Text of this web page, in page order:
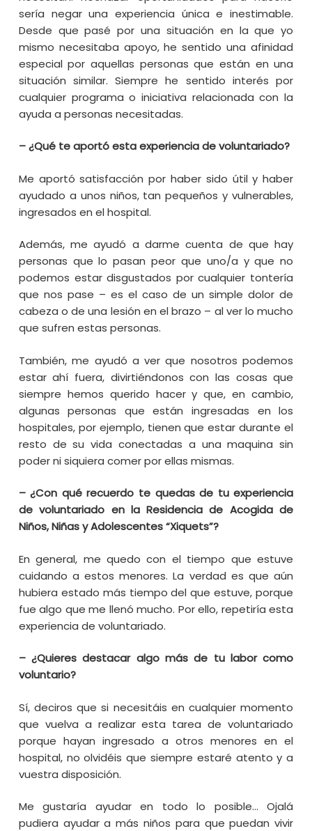
sería negar una experiencia única e inestimable.
Desde que pasé por una situación en la que yo
mismo necesitaba apoyo, he sentido una afinidad
especial por aquellas personas que están en una
situación similar. Siempre he sentido interés por
cualquier programa o iniciativa relacionada con la
ayuda a personas necesitadas.
– ¿Qué te aportó esta experiencia de voluntariado?
Me aportó satisfacción por haber sido útil y haber
ayudado a unos niños, tan pequeños y vulnerables,
ingresados en el hospital.
Además, me ayudó a darme cuenta de que hay
personas que lo pasan peor que uno/a y que no
podemos estar disgustados por cualquier tontería
que nos pase – es el caso de un simple dolor de
cabeza o de una lesión en el brazo – al ver lo mucho
que sufren estas personas.
También, me ayudó a ver que nosotros podemos
estar ahí fuera, divirtiéndonos con las cosas que
siempre hemos querido hacer y que, en cambio,
algunas personas que están ingresadas en los
hospitales, por ejemplo, tienen que estar durante el
resto de su vida conectadas a una maquina sin
poder ni siquiera comer por ellas mismas.
– ¿Con qué recuerdo te quedas de tu experiencia
de voluntariado en la Residencia de Acogida de
Niños, Niñas y Adolescentes “Xiquets”?
En general, me quedo con el tiempo que estuve
cuidando a estos menores. La verdad es que aún
hubiera estado más tiempo del que estuve, porque
fue algo que me llenó mucho. Por ello, repetiría esta
experiencia de voluntariado.
– ¿Quieres destacar algo más de tu labor como
voluntario?
Sí, deciros que si necesitáis en cualquier momento
que vuelva a realizar esta tarea de voluntariado
porque hayan ingresado a otros menores en el
hospital, no olvidéis que siempre estaré atento y a
vuestra disposición.
Me gustaría ayudar en todo lo posible… Ojalá
pudiera ayudar a más niños para que puedan vivir